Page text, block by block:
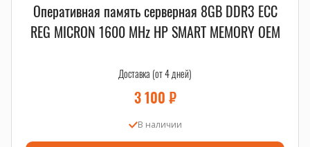
Оперативная память серверная 8GB DDR3 ECC
REG MICRON 1600 MHz HP SMART MEMORY OEM
Доставка (от 4 дней)
3 100 ₽
В наличии